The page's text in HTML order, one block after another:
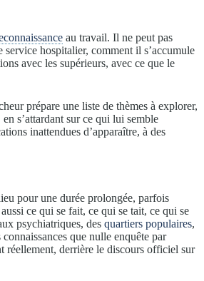
au travail. Il ne peut pas
hospitalier, comment il s’accumule
avec les supérieurs, avec ce que le
prépare une liste de thèmes à explorer,
s’attardant sur ce qui lui semble
inattendues d’apparaître, à des
pour une durée prolongée, parfois
ce qui se fait, ce qui se tait, ce qui se
psychiatriques, des quartiers populaires,
que nulle enquête par
réellement, derrière le discours officiel sur